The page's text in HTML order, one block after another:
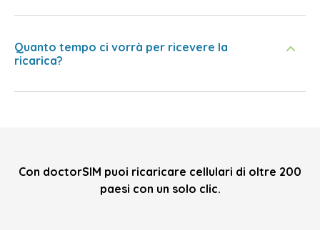
Quanto tempo ci vorrà per ricevere la
ricarica?
Con doctorSIM puoi ricaricare cellulari di oltre 200
paesi con un solo clic.